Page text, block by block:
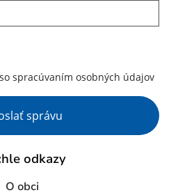
spracúvaním osobných údajov
správu
odkazy
O obci